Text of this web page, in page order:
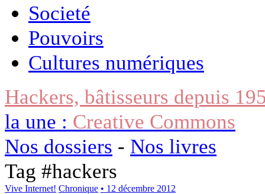
Societé
Pouvoirs
Cultures numériques
Hackers, bâtisseurs depuis
la une : Creative Commons
Nos dossiers - Nos livres
Tag #hackers
Vive Internet! Chronique • 12 décembre 2012